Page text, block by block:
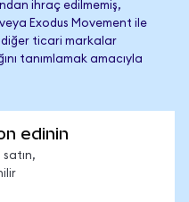
ihraç edilmemiş,
Exodus Movement ile
diğer ticari markalar
tanımlamak amacıyla
edinin